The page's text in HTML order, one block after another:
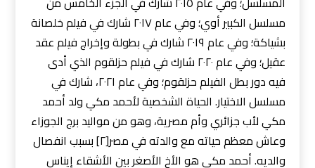
مسلسل الكبير أوي؛ وفي عام ٢٠١٧ شارك في فيلم خلصانة
بشياكة؛ وفي عام ٢٠١٩ شارك في بطولة وإخراج فيلم عقد
عقيل؛ وفي عام ٢٠٢٠ شارك في فيلم حزلقوم الذي أدى
فيه دور بطل الفيلم حزلقوم؛ وفي عام ٢٠٢١، شارك في
مسلسل الاختيار. الحياة الشخصية لأحمد مكي ولد أحمد
مكي لأب جزائري وأم مصرية، وهو من مواليد برج الجوزاء
وعاش معظم حياته مع والدته في مصر[٢] بسبب انفصال
والديه. أحمد مكي هو الأخ الأصغر بين الأشقاء إيناس